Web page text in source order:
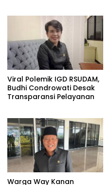
Viral Polemik IGD RSUDAM,
Budhi Condrowati Desak
Transparansi Pelayanan
Warga Way Kanan